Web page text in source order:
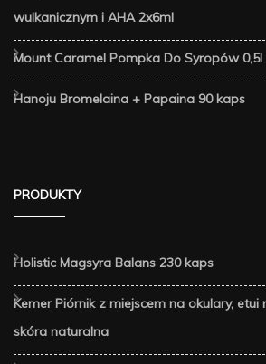
wulkanicznym i AHA 2x6ml
Mount Caramel Pompka Do Syropów 0,5l
Hanoju Bromelaina + Papaina 90 kaps
PRODUKTY
Holistic Magsyra Balans 230 kaps
Kemer Piórnik z miejscem na okulary, etui
skóra naturalna